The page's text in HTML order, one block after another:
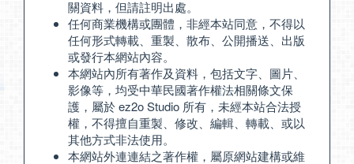
關資料，但請註明出處。
任何商業機構或團體，非經本站同意，不得以
任何形式轉載、重製、散布、公開播送、出版
或發行本網站內容。
本網站內所有著作及資料，包括文字、圖片、
影像等，均受中華民國著作權法相關條文保
護，屬於 ez2o Studio 所有，未經本站合法授
權，不得擅自重製、修改、編輯、轉載、或以
其他方式非法使用。
本網站外連連結之著作權，屬原網站建構或維